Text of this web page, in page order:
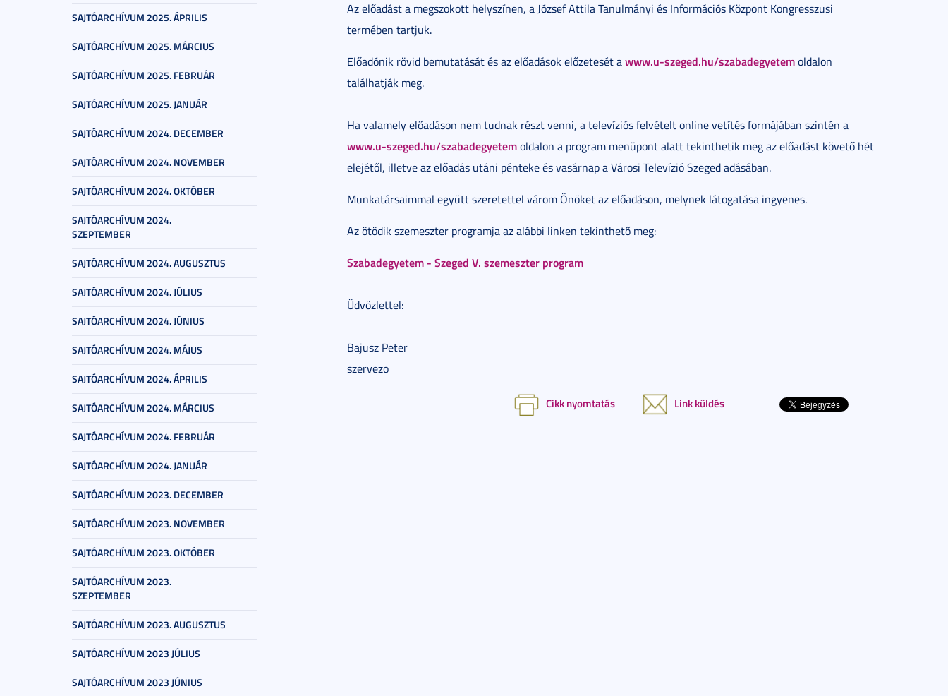
SAJTÓARCHÍVUM 2025. ÁPRILIS
SAJTÓARCHÍVUM 2025. MÁRCIUS
SAJTÓARCHÍVUM 2025. FEBRUÁR
SAJTÓARCHÍVUM 2025. JANUÁR
SAJTÓARCHÍVUM 2024. DECEMBER
SAJTÓARCHÍVUM 2024. NOVEMBER
SAJTÓARCHÍVUM 2024. OKTÓBER
SAJTÓARCHÍVUM 2024.
SZEPTEMBER
SAJTÓARCHÍVUM 2024. AUGUSZTUS
SAJTÓARCHÍVUM 2024. JÚLIUS
SAJTÓARCHÍVUM 2024. JÚNIUS
SAJTÓARCHÍVUM 2024. MÁJUS
SAJTÓARCHÍVUM 2024. ÁPRILIS
SAJTÓARCHÍVUM 2024. MÁRCIUS
SAJTÓARCHÍVUM 2024. FEBRUÁR
SAJTÓARCHÍVUM 2024. JANUÁR
SAJTÓARCHÍVUM 2023. DECEMBER
SAJTÓARCHÍVUM 2023. NOVEMBER
SAJTÓARCHÍVUM 2023. OKTÓBER
SAJTÓARCHÍVUM 2023.
SZEPTEMBER
SAJTÓARCHÍVUM 2023. AUGUSZTUS
SAJTÓARCHÍVUM 2023 JÚLIUS
SAJTÓARCHÍVUM 2023 JÚNIUS
Az előadást a megszokott helyszínen, a József Attila Tanulmányi és Információs Központ Kongresszusi
termében tartjuk.
Előadónik rövid bemutatását és az előadások előzetesét awww.u-szeged.hu/szabadegyetemoldalon
találhatják meg.
Ha valamely előadáson nem tudnak részt venni, a televíziós felvételt online vetítés formájában szintén a
www.u-szeged.hu/szabadegyetemoldalon a program menüpont alatt tekinthetik meg az előadást követő hét
elejétől, illetve az előadás utáni pénteke és vasárnap a Városi Televízió Szeged adásában.
Munkatársaimmal együtt szeretettel várom Önöket az előadáson, melynek látogatása ingyenes.
Az ötödik szemeszter programja az alábbi linken tekinthető meg:
Szabadegyetem - Szeged V. szemeszter program
Üdvözlettel:
Bajusz Peter
szervezo
Cikk nyomtatás Link küldés